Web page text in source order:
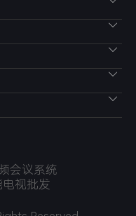
会议系统
电视批发